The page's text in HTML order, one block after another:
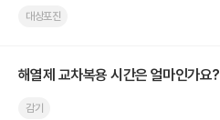
대상포진
해열제 교차복용 시간은 얼마인가요?
감기